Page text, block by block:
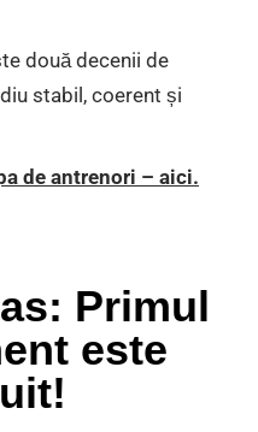
două decenii de
stabil, coerent și
de antrenori – aici.
Primul
este